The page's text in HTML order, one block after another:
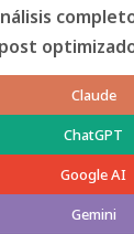
Claude
ChatGPT
Google AI
Gemini